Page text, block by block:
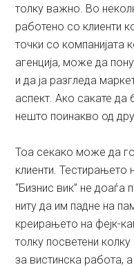
толку важно. Во
работено со клиенти
точки со компанијата
агенција, може да
и да ја разгледа
аспект. Ако сакате да
нешто поинакво од
Тоа секако може да
клиенти. Тестирањето
“Бизнис вик” не доаѓа
ниту да им падне на
креирањето на фејк-
толку посветени
за вистинска работа,